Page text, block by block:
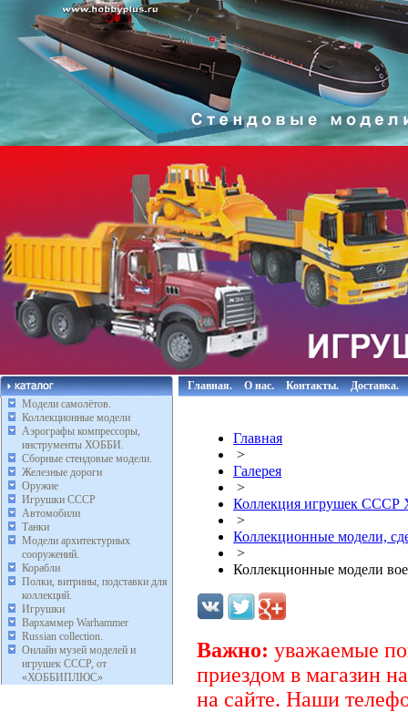
Модели самолётов.
Коллекционные модели
Аэрографы компрессоры,
инструменты ХОББИ.
Сборные стендовые модели.
Железные дороги
Оружие
Игрушки СССР
Автомобили
Танки
Модели архитектурных
сооружений.
Корабли
Полки, витрины, подставки для
коллекций.
Игрушки
Вархаммер Warhammer
Russian collection.
Онлайн музей моделей и
игрушек СССР, от
«ХОББИПЛЮС»
Главная. О нас. Контакты. Доставка.
Главная
>
Галерея
>
Коллекция игрушек
>
Коллекционные модели,
>
Коллекционные модели
Важно: уважаемые
приездом в магазин
на сайте. Наши